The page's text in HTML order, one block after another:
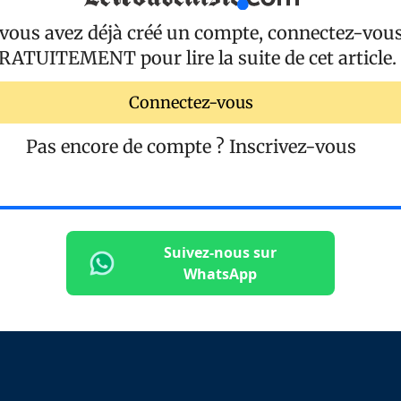
avez déjà créé un compte, connectez-
pour lire la suite de cet article.
Connectez-vous
Pas encore de compte ? Inscrivez-vous
Suivez-nous sur
WhatsApp